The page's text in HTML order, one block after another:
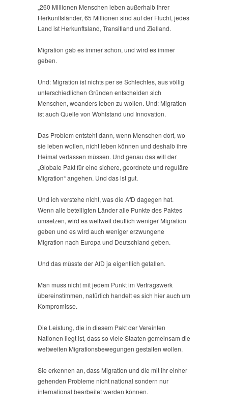
„260 Millionen Menschen leben außerhalb ihrer
Herkunftsländer, 65 Millionen sind auf der Flucht, jedes
Land ist Herkunftsland, Transitland und Zielland.
Migration gab es immer schon, und wird es immer
geben.
Und: Migration ist nichts per se Schlechtes, aus völlig
unterschiedlichen Gründen entscheiden sich
Menschen, woanders leben zu wollen. Und: Migration
ist auch Quelle von Wohlstand und Innovation.
Das Problem entsteht dann, wenn Menschen dort, wo
sie leben wollen, nicht leben können und deshalb ihre
Heimat verlassen müssen. Und genau das will der
„Globale Pakt für eine sichere, geordnete und reguläre
Migration“ angehen. Und das ist gut.
Und ich verstehe nicht, was die AfD dagegen hat.
Wenn alle beteiligten Länder alle Punkte des Paktes
umsetzen, wird es weltweit deutlich weniger Migration
geben und es wird auch weniger erzwungene
Migration nach Europa und Deutschland geben.
Und das müsste der AfD ja eigentlich gefallen.
Man muss nicht mit jedem Punkt im Vertragswerk
übereinstimmen, natürlich handelt es sich hier auch um
Kompromisse.
Die Leistung, die in diesem Pakt der Vereinten
Nationen liegt ist, dass so viele Staaten gemeinsam die
weltweiten Migrationsbewegungen gestalten wollen.
Sie erkennen an, dass Migration und die mit ihr einher
gehenden Probleme nicht national sondern nur
international bearbeitet werden können.